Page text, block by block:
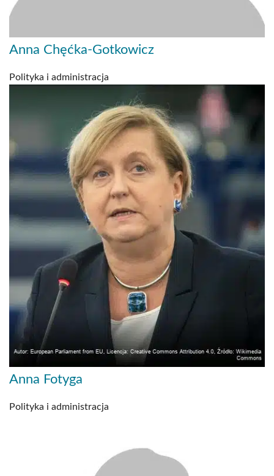
Anna Chęćka-Gotkowicz
Polityka i administracja
Anna Fotyga
Polityka i administracja